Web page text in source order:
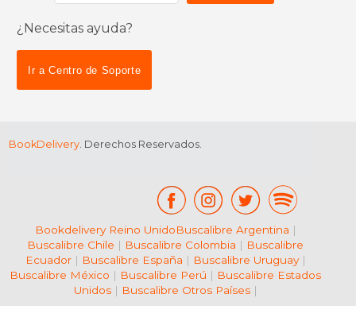
dcto.
$ 41.44
$ 20.72
¿Necesitas ayuda?
Ir a Centro de Soporte
BookDelivery. Derechos Reservados.
Bookdelivery Reino UnidoBuscalibre Argentina |
Buscalibre Chile | Buscalibre Colombia | Buscalibre
Ecuador| Buscalibre España | Buscalibre Uruguay|
Buscalibre México | Buscalibre Perú | Buscalibre Estados
Unidos| Buscalibre Otros Países|